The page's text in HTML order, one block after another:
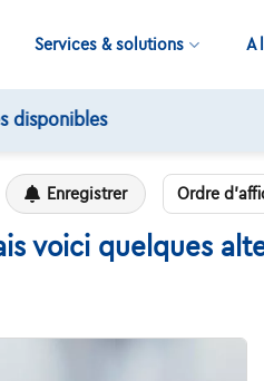
Services & solutions A
Enregistrer
voici quelques